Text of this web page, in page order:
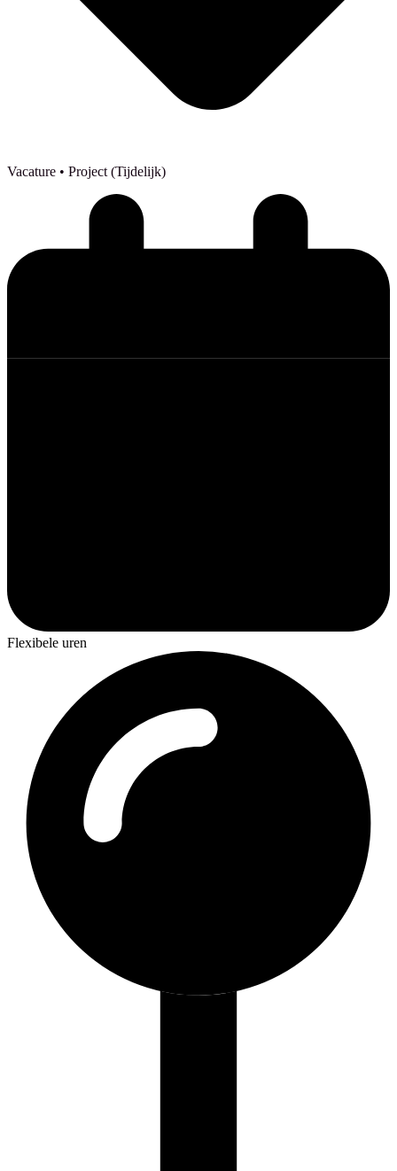
Vacature • Project (Tijdelijk)
Flexibele uren